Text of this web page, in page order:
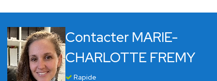
Contacter MARIE-
CHARLOTTE FREMY
Rapide